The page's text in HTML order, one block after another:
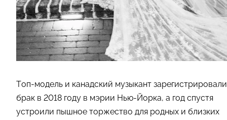
Топ-модель и канадский музыкант зарегистрировали
брак в 2018 году в мэрии Нью-Йорка, а год спустя
устроили пышное торжество для родных и близких